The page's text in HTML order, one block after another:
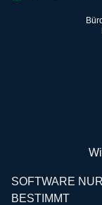
SOFTWARE
BESTIMMT